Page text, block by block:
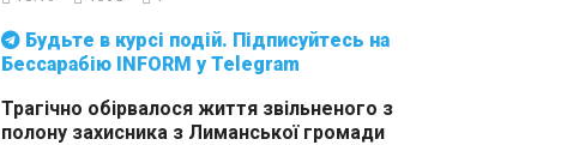
Бессарабію INFORM у Telegram
Трагічно обірвалося життя звільненого з
полону захисника з Лиманської громади